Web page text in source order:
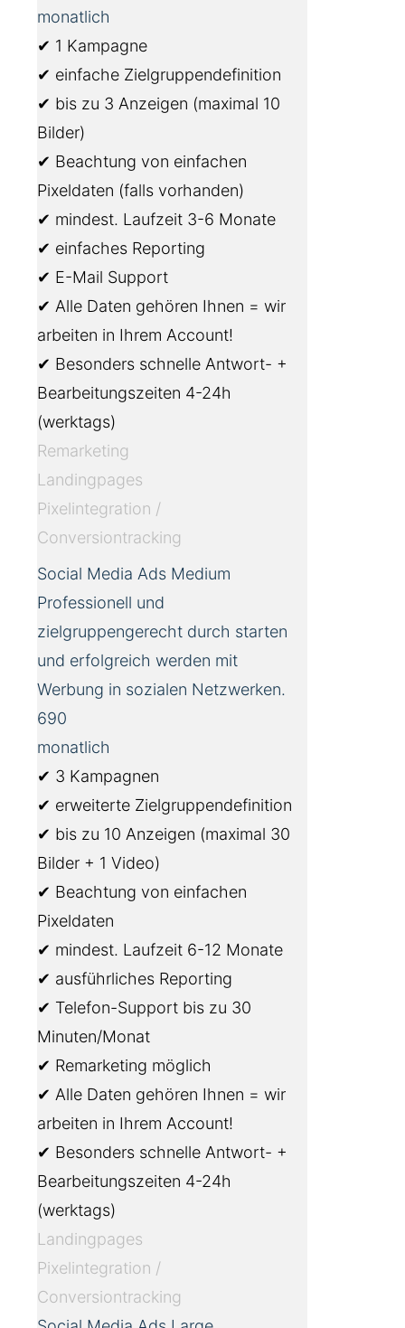
monatlich
✔ 1 Kampagne
✔ einfache Zielgruppendefinition
✔ bis zu 3 Anzeigen (maximal 10
Bilder)
✔ Beachtung von einfachen
Pixeldaten (falls vorhanden)
✔ mindest. Laufzeit 3-6 Monate
✔ einfaches Reporting
✔ E-Mail Support
✔ Alle Daten gehören Ihnen = wir
arbeiten in Ihrem Account!
✔ Besonders schnelle Antwort- +
Bearbeitungszeiten 4-24h
(werktags)
Remarketing
Landingpages
Pixelintegration /
Conversiontracking
Social Media Ads Medium
Professionell und
zielgruppengerecht durch starten
und erfolgreich werden mit
Werbung in sozialen Netzwerken.
690
monatlich
✔ 3 Kampagnen
✔ erweiterte Zielgruppendefinition
✔ bis zu 10 Anzeigen (maximal 30
Bilder + 1 Video)
✔ Beachtung von einfachen
Pixeldaten
✔ mindest. Laufzeit 6-12 Monate
✔ ausführliches Reporting
✔ Telefon-Support bis zu 30
Minuten/Monat
✔ Remarketing möglich
✔ Alle Daten gehören Ihnen = wir
arbeiten in Ihrem Account!
✔ Besonders schnelle Antwort- +
Bearbeitungszeiten 4-24h
(werktags)
Landingpages
Pixelintegration /
Conversiontracking